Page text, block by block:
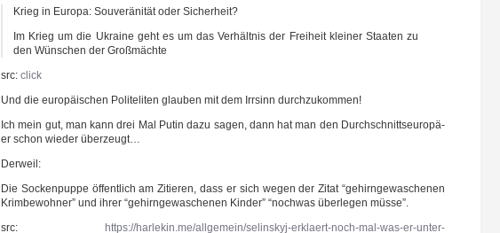
Krieg in Euro­pa: Sou­ve­rä­ni­tät oder Sicherheit?
Im Krieg um die Ukrai­ne geht es um das Ver­hält­nis der Frei­heit klei­ner Staa­ten zu
den Wün­schen der Großmächte
src: click
Und die euro­päi­schen Poli­teli­ten glau­ben mit dem Irr­sinn durchzukommen!
Ich mein gut, man kann drei Mal Putin dazu sagen, dann hat man den Durch­schnitt­s­eu­ro­pä­
er schon wie­der überzeugt…
Der­weil:
Die Socken­pup­pe öffent­lich am Zitie­ren, dass er sich wegen der Zitat “gehirn­ge­wa­sche­nen
Krim­be­woh­ner” und ihrer “gehirn­ge­wa­sche­nen Kin­der” “noch­was über­le­gen müsse”.
src:
https://harlekin.me/allgemein/selinskyj-erklaert-noch-mal-was-er-unter-